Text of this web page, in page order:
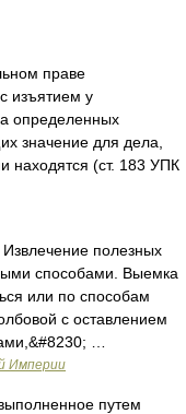
праве
изъятием у
определенных
значение для дела,
находятся (ст. 183 УПК
полезных
способами. Выемка
или по способам
с оставлением
…
Империи
путем